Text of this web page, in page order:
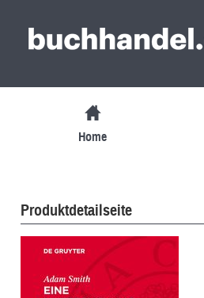
Home
Produktdetailseite